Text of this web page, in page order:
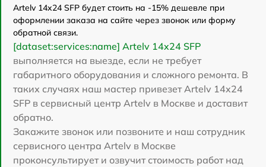
Artelv 14x24 SFP будет стоить на -15% дешевле при
оформлении заказа на сайте через звонок или форму
обратной связи.
[dataset:services:name] Artelv 14x24 SFP
выполняется на выезде, если не требует
габаритного оборудования и сложного ремонта. В
таких случаях наш мастер привезет Artelv 14x24
SFP в сервисный центр Artelv в Москве и доставит
обратно.
Закажите звонок или позвоните и наш сотрудник
сервисного центра Artelv в Москве
проконсультирует и озвучит стоимость работ над